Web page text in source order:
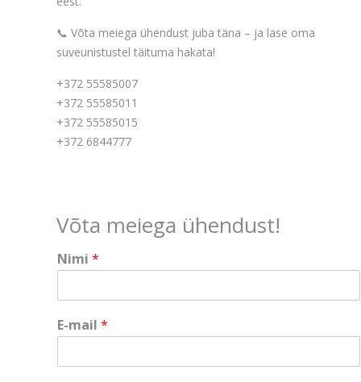
📞 Võta meiega ühendust juba täna – ja lase oma
suveunistustel täituma hakata!
+372 55585007
+372 55585011
+372 55585015
+372 6844777
Võta meiega ühendust!
Nimi *
*
N
m
E-mail *